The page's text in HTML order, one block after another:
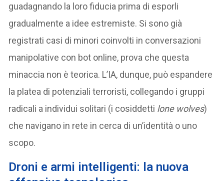
guadagnando la loro fiducia prima di esporli
gradualmente a idee estremiste. Si sono già
registrati casi di minori coinvolti in conversazioni
manipolative con bot online, prova che questa
minaccia non è teorica. L’IA, dunque, può espandere
la platea di potenziali terroristi, collegando i gruppi
radicali a individui solitari (i cosiddetti lone wolves)
che navigano in rete in cerca di un’identità o uno
scopo.
Droni e armi intelligenti: la nuova